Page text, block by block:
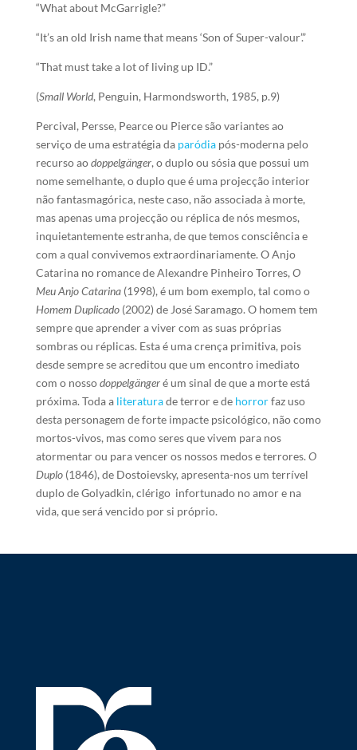
“What about McGarrigle?”
“It’s an old Irish name that means ‘Son of Super-valour’.”
“That must take a lot of living up ID.”
(Small World, Penguin, Harmondsworth, 1985, p.9)
Percival, Persse, Pearce ou Pierce são variantes ao
serviço de uma estratégia da paródiapós-moderna pelo
recurso aodoppelgänger, o duplo ou sósia que possui um
nome semelhante, o duplo que é uma projecção interior
não fantasmagórica, neste caso, não associada à morte,
mas apenas uma projecção ou réplica de nós mesmos,
inquietantemente estranha, de que temos consciência e
com a qual convivemos extraordinariamente. O Anjo
Catarina no romance de Alexandre Pinheiro Torres, O
Meu Anjo Catarina(1998), é um bom exemplo, tal como o
Homem Duplicado(2002) de José Saramago. O homem tem
sempre que aprender a viver com as suas próprias
sombras ou réplicas. Esta é uma crença primitiva, pois
desde sempre se acreditou que um encontro imediato
com o nossodoppelgängeré um sinal de que a morte está
próxima. Toda a literaturade terror e de horrorfaz uso
desta personagem de forte impacte psicológico, não como
mortos-vivos, mas como seres que vivem para nos
atormentar ou para vencer os nossos medos e terrores. O
Duplo(1846), de Dostoievsky, apresenta-nos um terrível
duplo de Golyadkin, clérigo infortunado no amor e na
vida, que será vencido por si próprio.